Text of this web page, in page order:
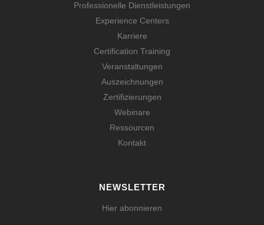
Professionelle Dienstleistungen
Experience Centers
Karriere
Certification Training
Veranstaltungen
Auszeichnungen
Zertifizierungen
Webinare
Ressourcen
Kontakt
NEWSLETTER
Hier abonnieren